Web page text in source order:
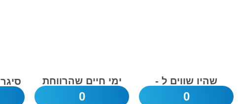
שהיו שווים ל -
0
ימי חיים שהרווחת
0